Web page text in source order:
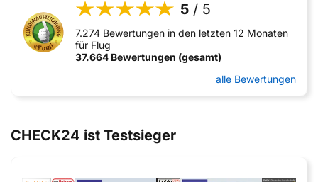
5 / 5
7.274 Bewertungen in den letzten 12 Monaten
für Flug
37.664 Bewertungen (gesamt)
alle Bewertungen
CHECK24 ist Testsieger